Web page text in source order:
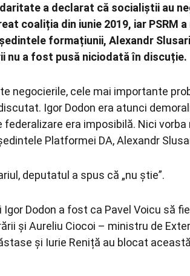
a declarat că socialiștii au
coaliția din iunie 2019, iar PSRM
formațiunii, Alexandr
nu a fost pusă niciodată în discuție.
negocierile, cele mai importante
Igor Dodon era atunci
era imposibilă. Nici vorba
Platformei DA, Alexandr
deputatul a spus că „nu știe”.
Dodon a fost ca Pavel Voicu să
și Aureliu Ciocoi – ministru de
și Iurie Reniță au blocat